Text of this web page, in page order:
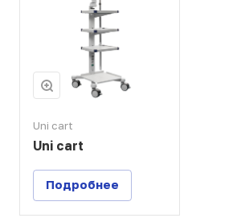
Uni cart
Uni cart
Подробнее